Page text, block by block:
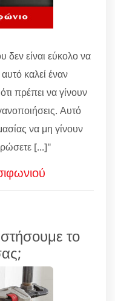
είναι εύκολο να
καλεί έναν
πρέπει να γίνουν
Αυτό
να μη γίνουν
[...]"
το